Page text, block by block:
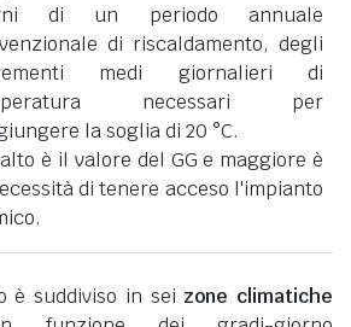
di un periodo annuale
di riscaldamento, degli
medi giornalieri di
necessari per
la soglia di 20 °C.
è il valore del GG e maggiore è
di tenere acceso l'impianto
è suddiviso in sei zone climatiche